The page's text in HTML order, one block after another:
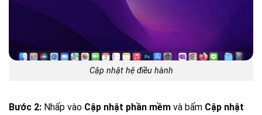
Cập nhật hệ điều hành
Bước 2: Nhấp vào Cập nhật phần mềm và bấm Cập nhật